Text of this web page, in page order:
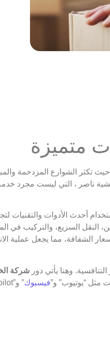
متميزة
تكثر الشوارع المزدحمة
ناصر ، التي ليست مجرد
أحدث الأدوات والتقنيات
السريع، والتركيب في
الشفافة، مما يجعل عملية
وهنا يأتي دور شركة
مثل “يوتيوب” و”فيسبوك” و”Trustpilot”.